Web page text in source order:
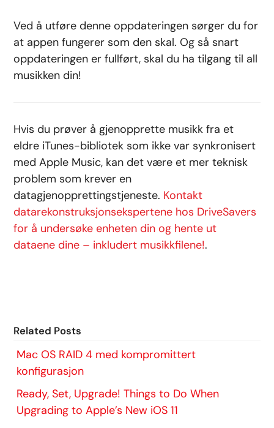
Ved å utføre denne oppdateringen sørger du for
at appen fungerer som den skal. Og så snart
oppdateringen er fullført, skal du ha tilgang til all
musikken din!
Hvis du prøver å gjenopprette musikk fra et
eldre iTunes-bibliotek som ikke var synkronisert
med Apple Music, kan det være et mer teknisk
problem som krever en
datagjenopprettingstjeneste. Kontakt
datarekonstruksjonsekspertene hos DriveSavers
for å undersøke enheten din og hente ut
dataene dine – inkludert musikkfilene!.
Related Posts
Mac OS RAID 4 med kompromittert
konfigurasjon
Ready, Set, Upgrade! Things to Do When
Upgrading to Apple’s New iOS 11